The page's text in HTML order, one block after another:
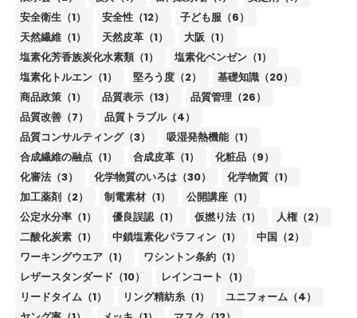
安全衛生（1）
安全性（12）
子ども服（6）
天然繊維（1）
天然皮革（1）
大阪（1）
塩素化芳香族炭化水素類（1）
塩素化ベンゼン（1）
塩素化トルエン（1）
堅ろう度（2）
基礎知識（20）
商品政策（1）
品質表示（13）
品質管理（26）
品質改善（7）
品質トラブル（4）
品質コンサルティング（3）
吸湿発熱機能（1）
合成繊維の融点（1）
合成皮革（1）
化粧品（9）
化審法（3）
化学物質のいろは（30）
化学物質（1）
加工薬剤（2）
制電素材（1）
公開講座（1）
公定水分率（1）
優良誤認（1） 仮撚り法（1）
人権（2）
二酸化炭素（1）
中鎖塩素化パラフィン（1）
中国（2）
ワーキングウエア（1）
ワシントン条約（1）
レザースタンダード（10）
レインコート（1）
リードタイム（1）
リング精紡糸（1）
ユニフォーム（4）